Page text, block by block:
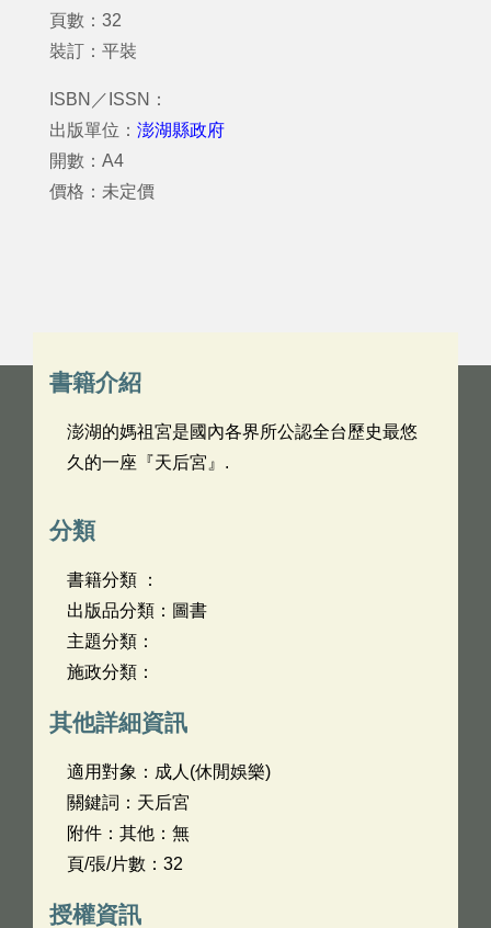
頁數：32
裝訂：平裝
ISBN／ISSN：
出版單位： 澎湖縣政府
開數：A4
價格：未定價
書籍介紹
澎湖的媽祖宮是國內各界所公認全台歷史最悠
久的一座『天后宮』.
分類
書籍分類 ：
出版品分類：圖書
主題分類：
施政分類：
其他詳細資訊
適用對象：成人(休閒娛樂)
關鍵詞：天后宮
附件：其他：無
頁/張/片數：32
授權資訊